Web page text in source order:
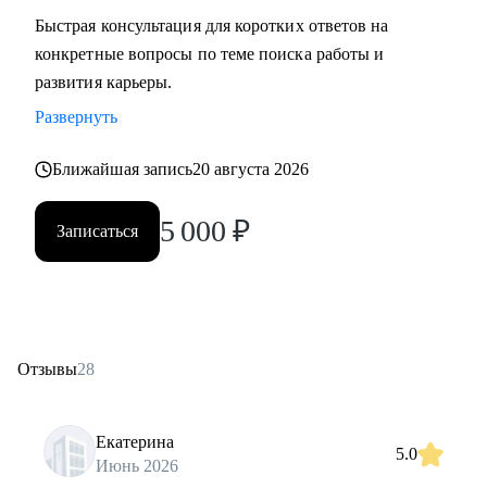
Быстрая консультация для коротких ответов на
конкретные вопросы по теме поиска работы и
развития карьеры.
Развернуть
Ближайшая запись20 августа 2026
Записаться 5 000 ₽
Отзывы28
Екатерина
Июнь 2026
5.0